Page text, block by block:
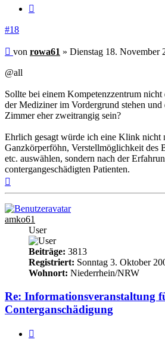
#18
Beitrag
von rowa61 » Dienstag 18. November
@all
Sollte bei einem Kompetenzzentrum
der Mediziner im Vordergrund stehen und
Zimmer eher zweitrangig sein?
Ehrlich gesagt würde ich eine Klink nicht
Ganzkörperföhn, Verstellmöglichkeit des
etc. auswählen, sondern nach der
contergangeschädigten Patienten.
amko61
User
Beiträge: 3813
Registriert: Sonntag 3. Oktober
Wohnort: Niederrhein/NRW
Re: Informationsveranstaltung
Conterganschädigung